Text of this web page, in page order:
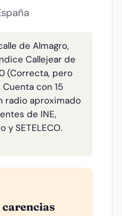
de Almagro,
Callejear de
(Correcta, pero
con 15
radio aproximado
de INE,
y SETELECO.